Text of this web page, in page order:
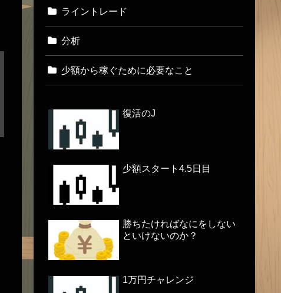
ライントレード
分析
少額から稼ぐために必要なこと
復活のJ
少額スタート4.5日目
勝ちたければなにをしない
といけないのか？
1万円チャレンジ